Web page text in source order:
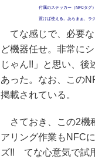
付属のステッカー（NFCタグ
置けば使える。あらまぁ、ラ
てな感じで、必要な
ど機器任せ。非常に
じゃん!!」と思い、
あった。なお、この
掲載されている。
さておき、この2機
アリング作業もNFC
ズ!! てな心意気で試